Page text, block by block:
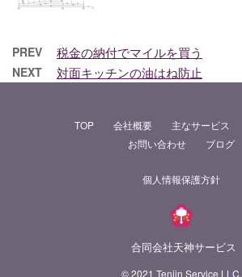
PREV 税金の納付でマイルを買う
NEXT 対面キッチンの油はね防止
TOP 会社概要 主なサービス
お問い合わせ
ブログ
個人情報保護方針
合同会社天神サービス
© 2021 Tenjin Service LLC.